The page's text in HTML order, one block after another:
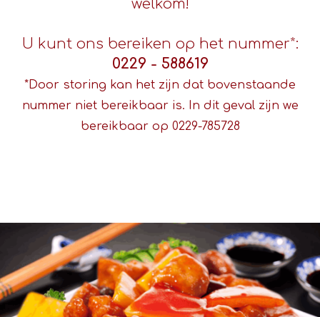
welkom!
U kunt ons bereiken op het nummer*:
0229 - 588619
*Door storing kan het zijn dat bovenstaande
nummer niet bereikbaar is. In dit geval zijn we
bereikbaar op 0229-785728